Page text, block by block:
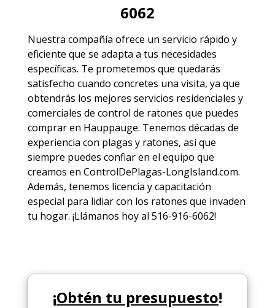
6062
Nuestra compañía ofrece un servicio rápido y
eficiente que se adapta a tus necesidades
específicas. Te prometemos que quedarás
satisfecho cuando concretes una visita, ya que
obtendrás los mejores servicios residenciales y
comerciales de control de ratones que puedes
comprar en Hauppauge. Tenemos décadas de
experiencia con plagas y ratones, así que
siempre puedes confiar en el equipo que
creamos en ControlDePlagas-LongIsland.com.
Además, tenemos licencia y capacitación
especial para lidiar con los ratones que invaden
tu hogar. ¡Llámanos hoy al 516-916-6062!
¡Obtén tu presupuesto!